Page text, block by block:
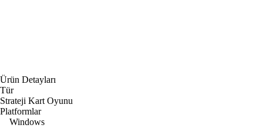
Ürün Detayları
Tür
Strateji Kart Oyunu
Platformlar
Windows